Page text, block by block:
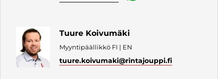
Tuure Koivumäki
Myyntipäällikkö FI | EN
tuure.koivumaki@rintajouppi.fi